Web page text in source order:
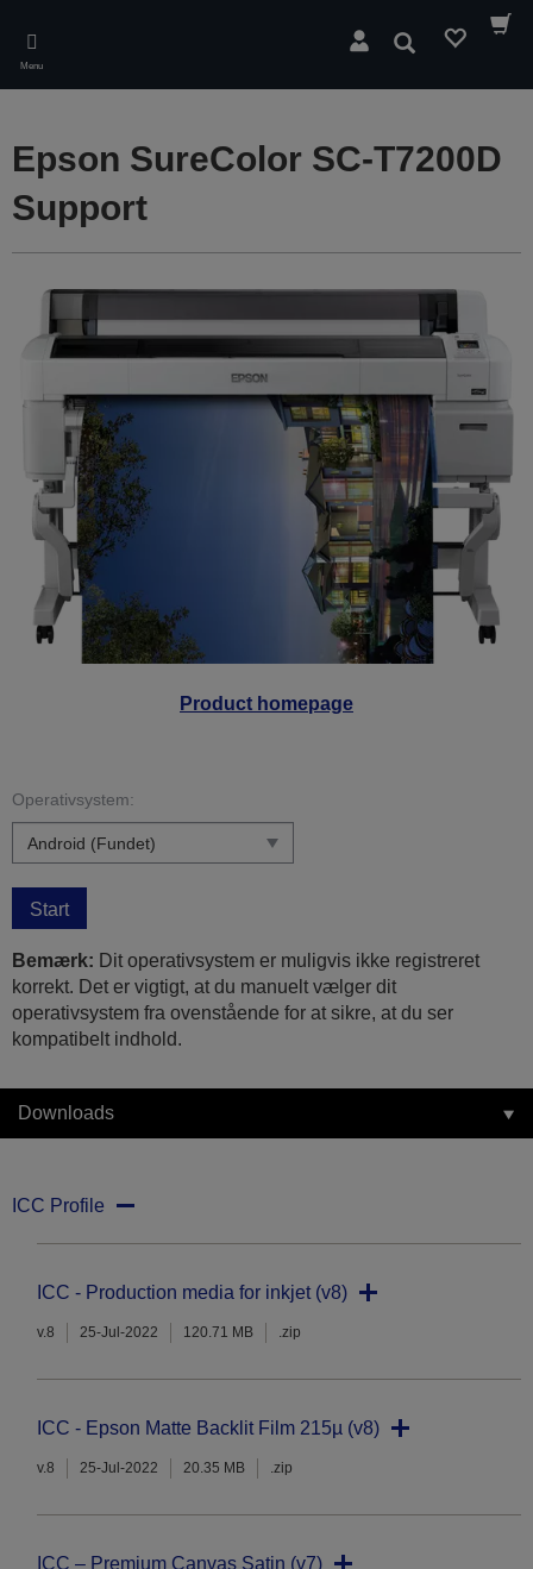
main
content
Menu
Søg
Product homepage
Epson SureColor SC-T7200D
Support
Operativsystem:
Start
Bemærk: Dit operativsystem er muligvis ikke registreret
korrekt. Det er vigtigt, at du manuelt vælger dit
operativsystem fra ovenstående for at sikre, at du ser
kompatibelt indhold.
Downloads
ICC Profile
ICC - Production media for inkjet (v8)
v.8 25-Jul-2022 120.71 MB .zip
ICC - Epson Matte Backlit Film 215µ (v8)
v.8 25-Jul-2022 20.35 MB .zip
ICC – Premium Canvas Satin (v7)